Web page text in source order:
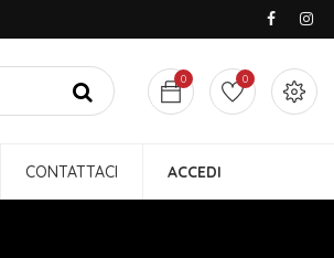
0 0
CONTATTACI ACCEDI